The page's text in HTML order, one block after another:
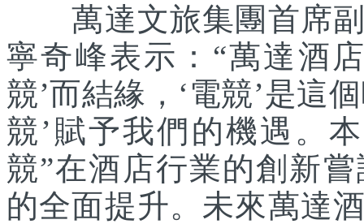
萬達文旅集團首席副
寧奇峰表示：“萬達酒
競’而結緣，‘電競’是這
競’賦予我們的機遇。
競”在酒店行業的創新
的全面提升。未來萬達